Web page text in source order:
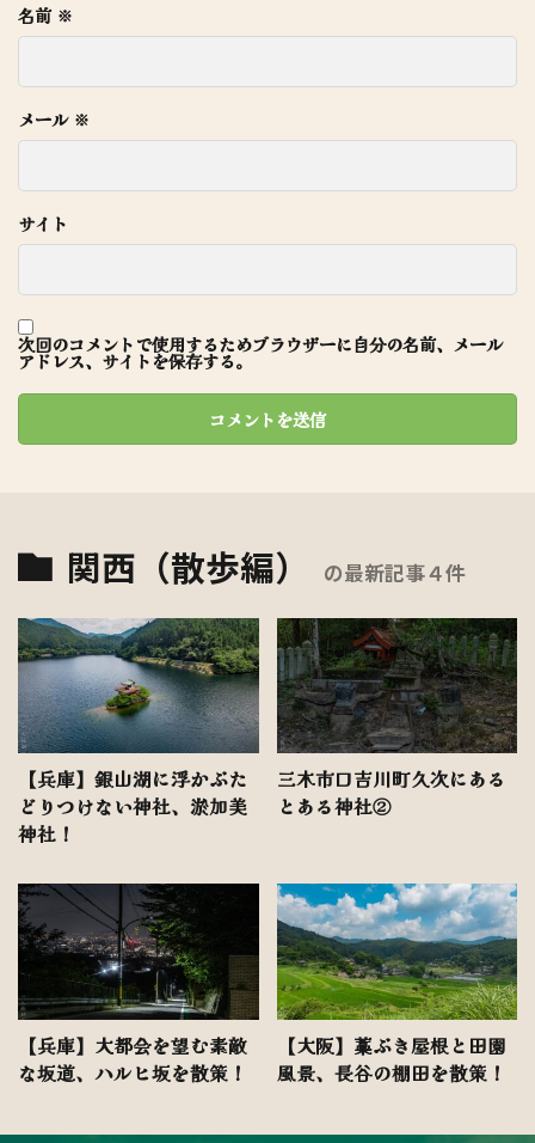
名前 ※
メール ※
サイト
次回のコメントで使用するためブラウザーに自分の名前、メール
アドレス、サイトを保存する。
関西（散歩編） の最新記事４件
【兵庫】銀山湖に浮かぶた
どりつけない神社、淤加美
神社！
三木市口吉川町久次にある
とある神社②
【兵庫】大都会を望む素敵
な坂道、ハルヒ坂を散策！
【大阪】藁ぶき屋根と田園
風景、長谷の棚田を散策！